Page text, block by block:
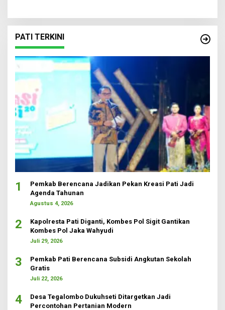
PATI TERKINI
1
Pemkab Berencana Jadikan Pekan Kreasi Pati Jadi
Agenda Tahunan
Agustus 4, 2026
2
Kapolresta Pati Diganti, Kombes Pol Sigit Gantikan
Kombes Pol Jaka Wahyudi
Juli 29, 2026
3
Pemkab Pati Berencana Subsidi Angkutan Sekolah
Gratis
Juli 22, 2026
4
Desa Tegalombo Dukuhseti Ditargetkan Jadi
Percontohan Pertanian Modern